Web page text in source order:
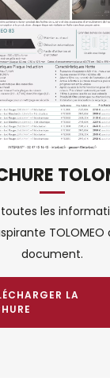
les
TOLOMEO
document.
LA